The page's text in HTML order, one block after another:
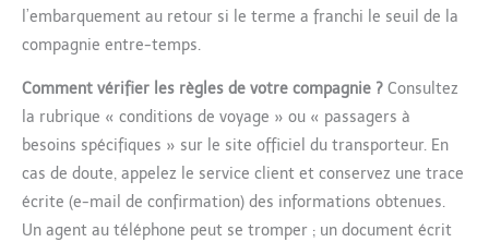
l’embarquement au retour si le terme a franchi le seuil de la
compagnie entre-temps.
Comment vérifier les règles de votre compagnie ? Consultez
la rubrique « conditions de voyage » ou « passagers à
besoins spécifiques » sur le site officiel du transporteur. En
cas de doute, appelez le service client et conservez une trace
écrite (e-mail de confirmation) des informations obtenues.
Un agent au téléphone peut se tromper ; un document écrit